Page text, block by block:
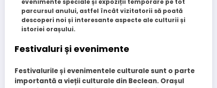
parcursul anului, astfel încât vizitatorii să poată
descoperi noi și interesante aspecte ale culturii și
istoriei orașului.
Festivaluri și evenimente
Festivalurile și evenimentele culturale sunt o parte
importantă a vieții culturale din Beclean. Orașul